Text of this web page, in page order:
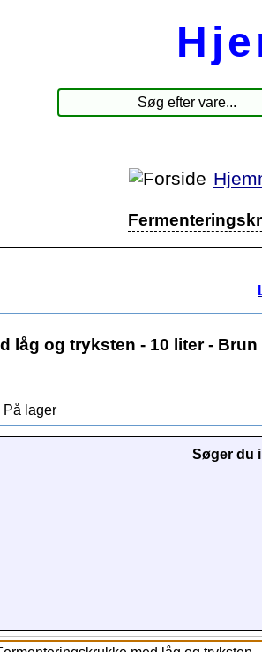
låg og tryksten - 10 liter - Brun
På lager
Søger du